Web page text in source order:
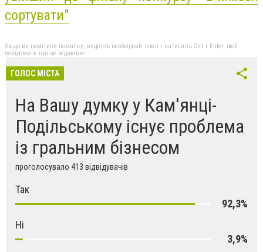
сортувати"
Якщо ви помітили помилку, виділіть необхідний текст і натисніть Ctrl + Enter, щоб
повідомити про це редакцію
ГОЛОС МІСТА
На Вашу думку у Кам'янці-
Подільському існує проблема
із гральним бізнесом
проголосувало 413 відвідувачів
Так
92,3%
Ні
3,9%